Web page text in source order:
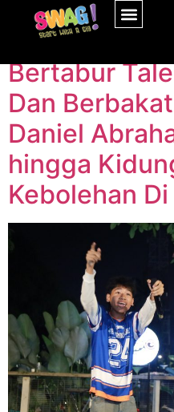
Tag:
Bertabur
Dan
Daniel
hingga
Kebolehan